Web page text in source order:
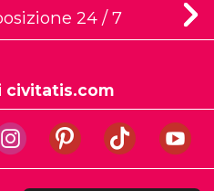
24 / 7
civitatis.com